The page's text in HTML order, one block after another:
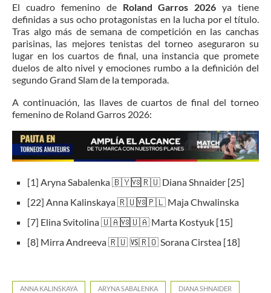
El cuadro femenino de Roland Garros 2026 ya tiene
definidas a sus ocho protagonistas en la lucha por el título.
Tras algo más de semana de competición en las canchas
parisinas, las mejores tenistas del torneo aseguraron su
lugar en los cuartos de final, una instancia que promete
duelos de alto nivel y emociones rumbo a la definición del
segundo Grand Slam de la temporada.
A continuación, las llaves de cuartos de final del torneo
femenino de Roland Garros 2026:
[1] Aryna Sabalenka 🇧🇾🆚🇷🇺 Diana Shnaider [25]
[22] Anna Kalinskaya 🇷🇺🆚🇵🇱 Maja Chwalinska
[7] Elina Svitolina 🇺🇦🆚🇺🇦 Marta Kostyuk [15]
[8] Mirra Andreeva 🇷🇺 🆚🇷🇴 Sorana Cirstea [18]
ANNA KALINSKAYA ARYNA SABALENKA DIANA SHNAIDER